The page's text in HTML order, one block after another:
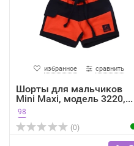
избранное сравнить
Шорты для мальчиков
Mini Maxi, модель 3220,...
98
(0)